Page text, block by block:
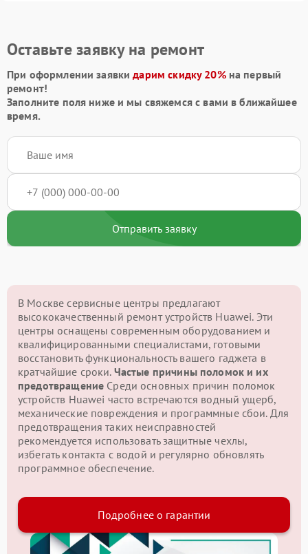
Оставьте заявку на ремонт
При оформлении заявкидарим скидку 20%на первый
ремонт!
Заполните поля ниже и мы свяжемся с вами в ближайшее
время.
Отправить заявку
В Москве сервисные центры предлагают
высококачественный ремонт устройств Huawei. Эти
центры оснащены современным оборудованием и
квалифицированными специалистами, готовыми
восстановить функциональность вашего гаджета в
кратчайшие сроки. Частые причины поломок и их
предотвращение Среди основных причин поломок
устройств Huawei часто встречаются водный ущерб,
механические повреждения и программные сбои. Для
предотвращения таких неисправностей
рекомендуется использовать защитные чехлы,
избегать контакта с водой и регулярно обновлять
программное обеспечение.
Подробнее о гарантии